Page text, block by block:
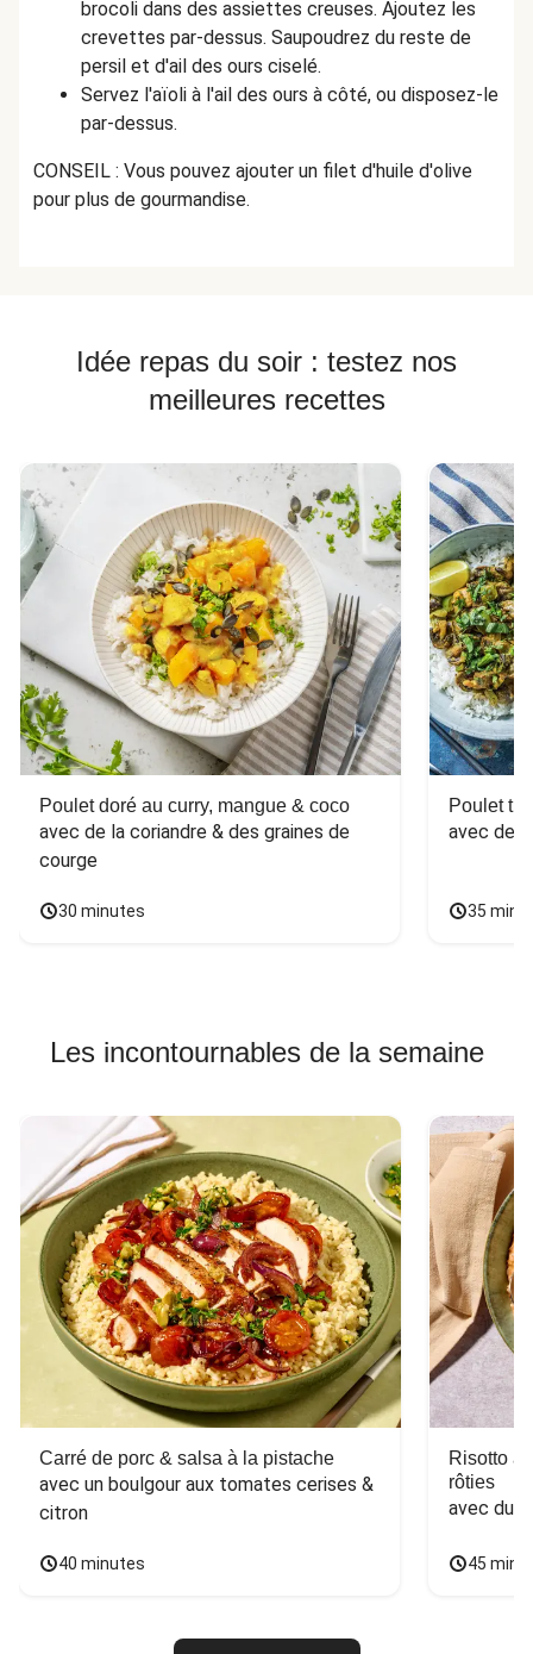
brocoli dans des assiettes creuses. Ajoutez les
crevettes par-dessus. Saupoudrez du reste de
persil et d'ail des ours ciselé.
Servez l'aïoli à l'ail des ours à côté, ou disposez-le
par-dessus.
CONSEIL : Vous pouvez ajouter un filet d'huile d'olive
pour plus de gourmandise.
Idée repas du soir : testez nos
meilleures recettes
Poulet doré au curry, mangue & coco
avec de la coriandre & des graines de
courge
30 minutes
Poulet
avec des
35
Les incontournables de la semaine
Carré de porc & salsa à la pistache
avec un boulgour aux tomates cerises &
citron
40 minutes
Risotto
rôties
avec du
45